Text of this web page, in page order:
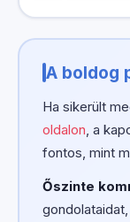
A boldog
Ha sikerült
oldalon , a
fontos, mint
Őszinte